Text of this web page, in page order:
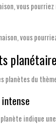
vous
vous
planètes du
indique